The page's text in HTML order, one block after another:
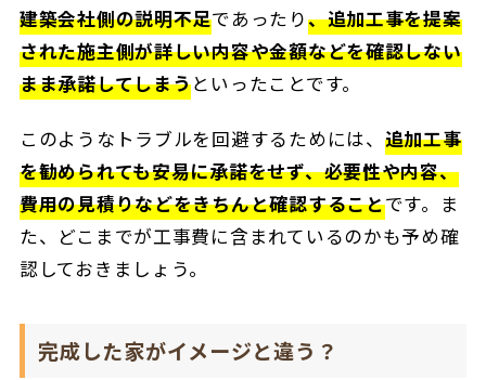
建築会社側の説明不足であったり、追加工事を提案
された施主側が詳しい内容や金額などを確認しない
まま承諾してしまうといったことです。
このようなトラブルを回避するためには、 追加工事
を勧められても安易に承諾をせず、必要性や内容、
費用の見積りなどをきちんと確認することです。ま
た、どこまでが工事費に含まれているのかも予め確
認しておきましょう。
完成した家がイメージと違う？